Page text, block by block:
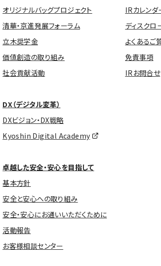
オリジナルバッグプロジェクト
清華・京進発展フォーラム
立木奨学金
価値創造の取り組み
社会貢献活動
DX（デジタル変革）
DXビジョン・DX戦略
Kyoshin Digital Academy
卓越した安全・安心を目指して
基本方針
安全と安心への取り組み
安全・安心にお通いいただくために
活動報告
お客様相談センター
IRカレンダ
ディスクロ
よくあるご
免責事項
IRお問合せ